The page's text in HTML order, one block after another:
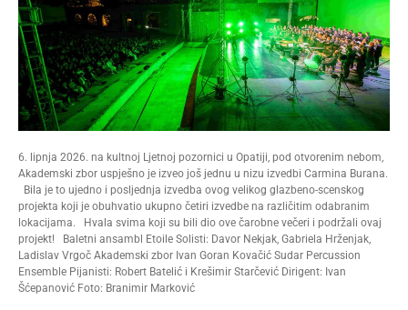
6. lipnja 2026. na kultnoj Ljetnoj pozornici u Opatiji, pod otvorenim nebom,
Akademski zbor uspješno je izveo još jednu u nizu izvedbi Carmina Burana.
Bila je to ujedno i posljednja izvedba ovog velikog glazbeno-scenskog
projekta koji je obuhvatio ukupno četiri izvedbe na različitim odabranim
lokacijama. Hvala svima koji su bili dio ove čarobne večeri i podržali ovaj
projekt! Baletni ansambl Etoile Solisti: Davor Nekjak, Gabriela Hrženjak,
Ladislav Vrgoč Akademski zbor Ivan Goran Kovačić Sudar Percussion
Ensemble Pijanisti: Robert Batelić i Krešimir Starčević Dirigent: Ivan
Šćepanović Foto: Branimir Marković